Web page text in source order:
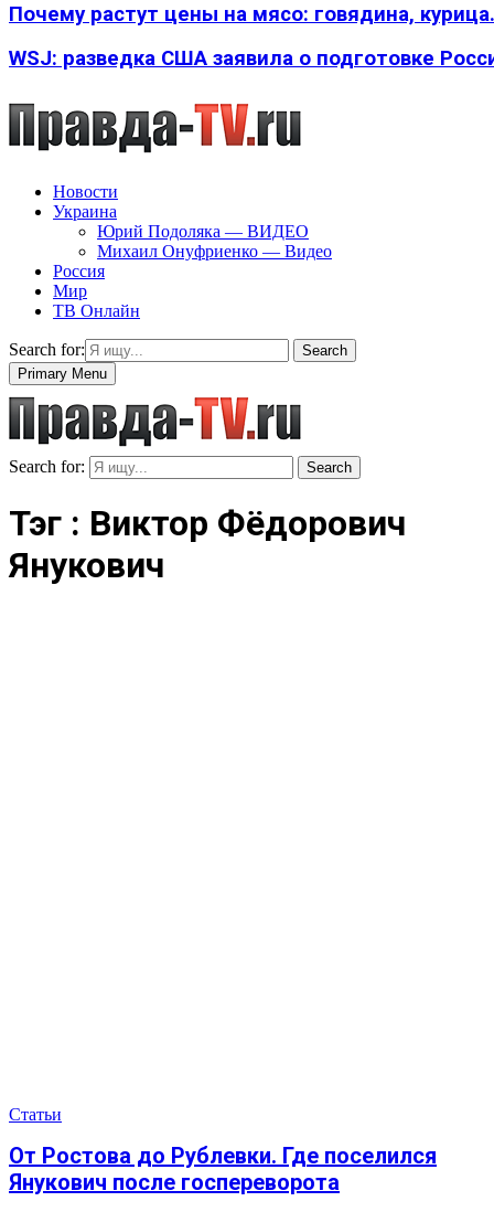
Почему растут цены на мясо: говядина,
WSJ: разведка США заявила о подготовке
Новости
Украина
Юрий Подоляка — ВИДЕО
Михаил Онуфриенко — Видео
Россия
Мир
ТВ Онлайн
Search for:
Search
Primary Menu
Search for: Search
Тэг : Виктор Фёдорович
Янукович
Статьи
От Ростова до Рублевки. Где поселился
Янукович после госпереворота